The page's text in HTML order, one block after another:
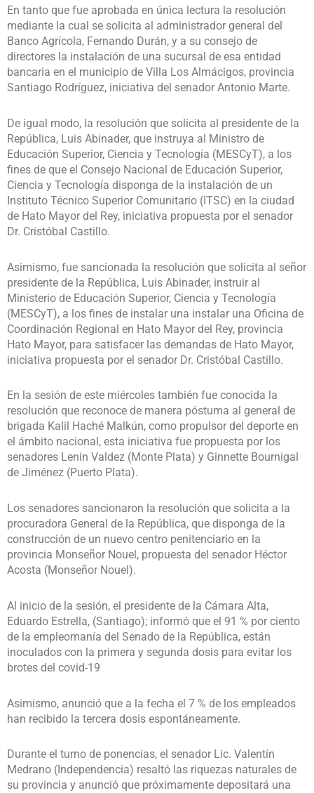
En tanto que fue aprobada en única lectura la resolución
mediante la cual se solicita al administrador general del
Banco Agrícola, Fernando Durán, y a su consejo de
directores la instalación de una sucursal de esa entidad
bancaria en el municipio de Villa Los Almácigos, provincia
Santiago Rodríguez, iniciativa del senador Antonio Marte.
De igual modo, la resolución que solicita al presidente de la
República, Luis Abinader, que instruya al Ministro de
Educación Superior, Ciencia y Tecnología (MESCyT), a los
fines de que el Consejo Nacional de Educación Superior,
Ciencia y Tecnología disponga de la instalación de un
Instituto Técnico Superior Comunitario (ITSC) en la ciudad
de Hato Mayor del Rey, iniciativa propuesta por el senador
Dr. Cristóbal Castillo.
Asimismo, fue sancionada la resolución que solicita al señor
presidente de la República, Luis Abinader, instruir al
Ministerio de Educación Superior, Ciencia y Tecnología
(MESCyT), a los fines de instalar una instalar una Oficina de
Coordinación Regional en Hato Mayor del Rey, provincia
Hato Mayor, para satisfacer las demandas de Hato Mayor,
iniciativa propuesta por el senador Dr. Cristóbal Castillo.
En la sesión de este miércoles también fue conocida la
resolución que reconoce de manera póstuma al general de
brigada Kalil Haché Malkún, como propulsor del deporte en
el ámbito nacional, esta iniciativa fue propuesta por los
senadores Lenin Valdez (Monte Plata) y Ginnette Bournigal
de Jiménez (Puerto Plata).
Los senadores sancionaron la resolución que solicita a la
procuradora General de la República, que disponga de la
construcción de un nuevo centro penitenciario en la
provincia Monseñor Nouel, propuesta del senador Héctor
Acosta (Monseñor Nouel).
Al inicio de la sesión, el presidente de la Cámara Alta,
Eduardo Estrella, (Santiago); informó que el 91 % por ciento
de la empleomanía del Senado de la República, están
inoculados con la primera y segunda dosis para evitar los
brotes del covid-19
Asimismo, anunció que a la fecha el 7 % de los empleados
han recibido la tercera dosis espontáneamente.
Durante el turno de ponencias, el senador Lic. Valentín
Medrano (Independencia) resaltó las riquezas naturales de
su provincia y anunció que próximamente depositará una